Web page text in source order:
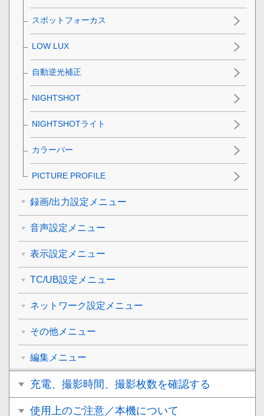
スポットフォーカス
LOW LUX
自動逆光補正
NIGHTSHOT
NIGHTSHOTライト
カラーバー
PICTURE PROFILE
録画/出力設定メニュー
音声設定メニュー
表示設定メニュー
TC/UB設定メニュー
ネットワーク設定メニュー
その他メニュー
編集メニュー
充電、撮影時間、撮影枚数を確認する
使用上のご注意／本機について